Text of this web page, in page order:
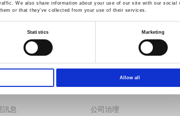
We also share information about your use of our site with our social
or that they’ve collected from your use of their services.
Statistics Marketing
Allow all
訊息
公司治理資訊專區
公司治理